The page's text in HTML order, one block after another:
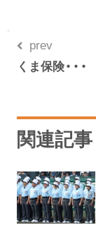
prev
くま保険・・・
関連記事